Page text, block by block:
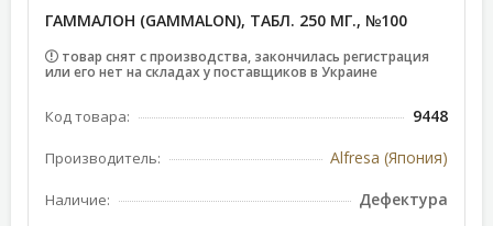
ГАММАЛОН (GAMMALON), ТАБЛ. 250 МГ., №100
товар снят с производства, закончилась регистрация
или его нет на складах у поставщиков в Украине
Код товара: 9448
Производитель: Alfresa (Япония)
Наличие:
Дефектура